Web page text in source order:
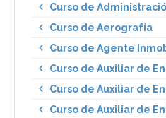
Curso de
Curso de Aerografía
Curso de Agente
Curso de Auxiliar de
Curso de Auxiliar de
Curso de Auxiliar de